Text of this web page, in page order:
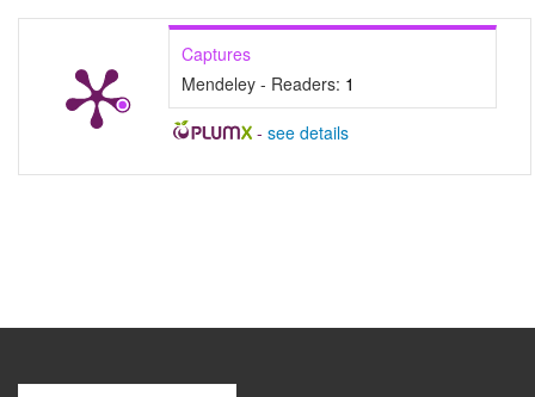
Captures
Mendeley - Readers: 1
- see details